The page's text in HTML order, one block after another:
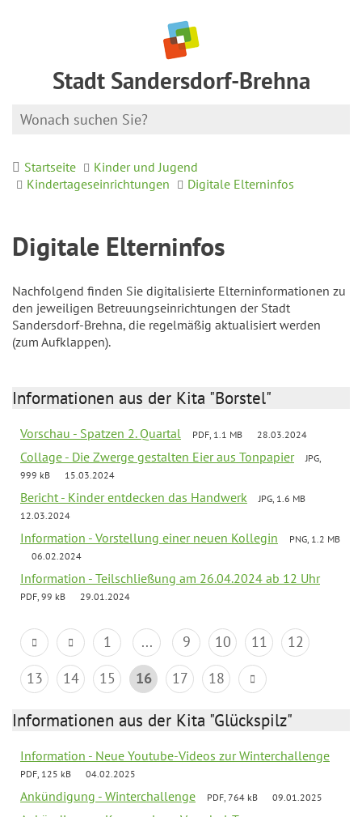
Stadt Sandersdorf-Brehna
Startseite
Kinder und Jugend
Kindertageseinrichtungen
Digitale Elterninfos
Digitale Elterninfos
Nachfolgend finden Sie digitalisierte Elterninformationen zu
den jeweiligen Betreuungseinrichtungen der Stadt
Sandersdorf-Brehna, die regelmäßig aktualisiert werden
(zum Aufklappen).
Informationen aus der Kita "Borstel"
Vorschau - Spatzen 2. Quartal PDF, 1.1 MB 28.03.2024
Collage - Die Zwerge gestalten Eier aus Tonpapier
JPG,
999 kB
15.03.2024
Bericht - Kinder entdecken das Handwerk
JPG, 1.6 MB
12.03.2024
Information - Vorstellung einer neuen Kollegin
PNG, 1.2 MB
06.02.2024
Information - Teilschließung am 26.04.2024 ab 12 Uhr
PDF, 99 kB 29.01.2024
1 ... 9 10 11
12
13
14 15 16 17 18
Informationen aus der Kita "Glückspilz"
Information - Neue Youtube-Videos zur Winterchallenge
PDF, 125 kB 04.02.2025
Ankündigung - Winterchallenge PDF, 764 kB 09.01.2025